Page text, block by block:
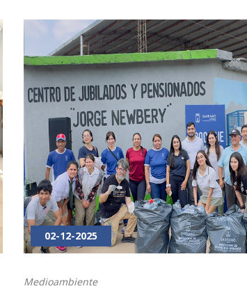
02-12-2025
Medioambiente